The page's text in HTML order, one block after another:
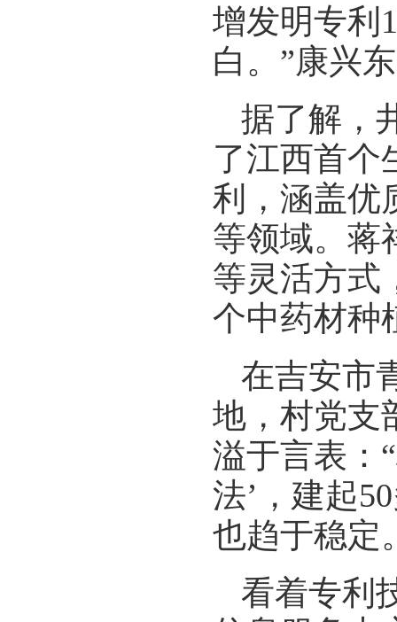
增发明专利
白。”康兴
据了解，
了江西首个
利，涵盖优
等领域。蒋
等灵活方式
个中药材种
在吉安市
地，村党支
溢于言表：
法’，建起
也趋于稳定
看着专利